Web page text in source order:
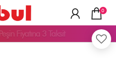
0
Peşin Fiyatına 3 Taksit